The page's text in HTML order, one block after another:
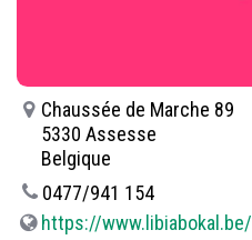
Chaussée de Marche 89
5330 Assesse
Belgique
0477/941 154
https://www.libiabokal.be/